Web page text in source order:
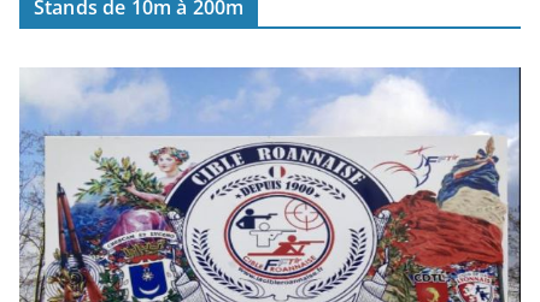
Stands de 10m à 200m